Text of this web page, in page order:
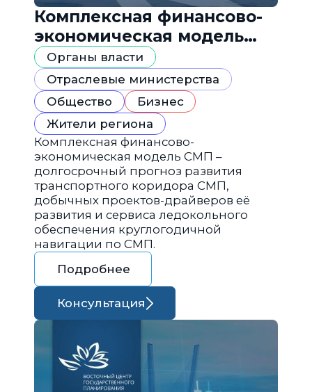
Комплексная финансово-
экономическая модель
«Северный морской путь»
Органы власти
Отраслевые министерства
Общество
Бизнес
Жители региона
Комплексная финансово-
экономическая модель СМП –
долгосрочный прогноз развития
транспортного коридора СМП,
добычных проектов-драйверов её
развития и сервиса ледокольного
обеспечения круглогодичной
навигации по СМП.
Подробнее
Консультация